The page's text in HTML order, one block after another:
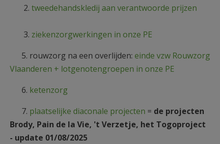
2. tweedehandskledij aan verantwoorde prijzen
3. ziekenzorgwerkingen in onze PE
5. rouwzorg na een overlijden: einde vzw Rouwzorg
Vlaanderen + lotgenotengroepen in onze PE
6. ketenzorg
7. plaatselijke diaconale projecten = de projecten
Brody, Pain de la Vie, 't Verzetje, het Togoproject
- update 01/08/2025